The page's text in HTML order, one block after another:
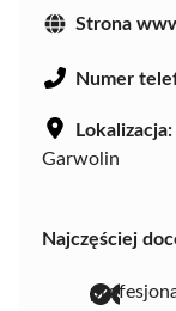
Strona
Numer
Lokalizacja:
Garwolin
Najczęściej